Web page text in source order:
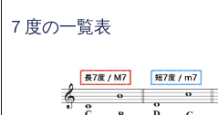
７度の一覧表